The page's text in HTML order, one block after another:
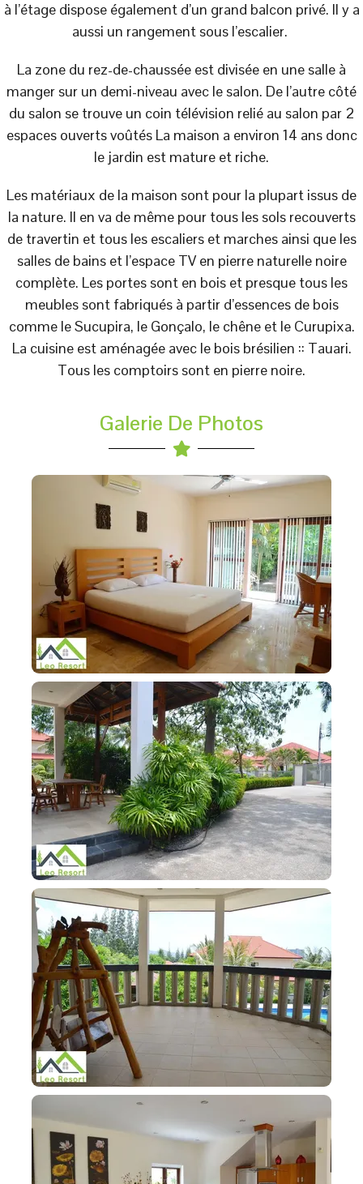
à l’étage dispose également d’un grand balcon privé. Il y a
aussi un rangement sous l’escalier.
La zone du rez-de-chaussée est divisée en une salle à
manger sur un demi-niveau avec le salon. De l’autre côté
du salon se trouve un coin télévision relié au salon par 2
espaces ouverts voûtés La maison a environ 14 ans donc
le jardin est mature et riche.
Les matériaux de la maison sont pour la plupart issus de
la nature. Il en va de même pour tous les sols recouverts
de travertin et tous les escaliers et marches ainsi que les
salles de bains et l’espace TV en pierre naturelle noire
complète. Les portes sont en bois et presque tous les
meubles sont fabriqués à partir d’essences de bois
comme le Sucupira, le Gonçalo, le chêne et le Curupixa.
La cuisine est aménagée avec le bois brésilien :: Tauari.
Tous les comptoirs sont en pierre noire.
Galerie De Photos